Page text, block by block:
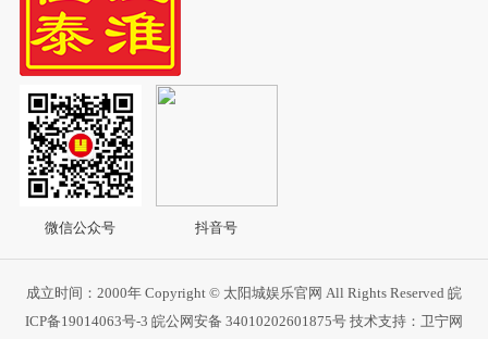
微信公众号 抖音号
成立时间：2000年 Copyright © 太阳城娱乐官网 All Rights Reserved 皖
ICP备19014063号-3 皖公网安备 34010202601875号 技术支持：卫宁网